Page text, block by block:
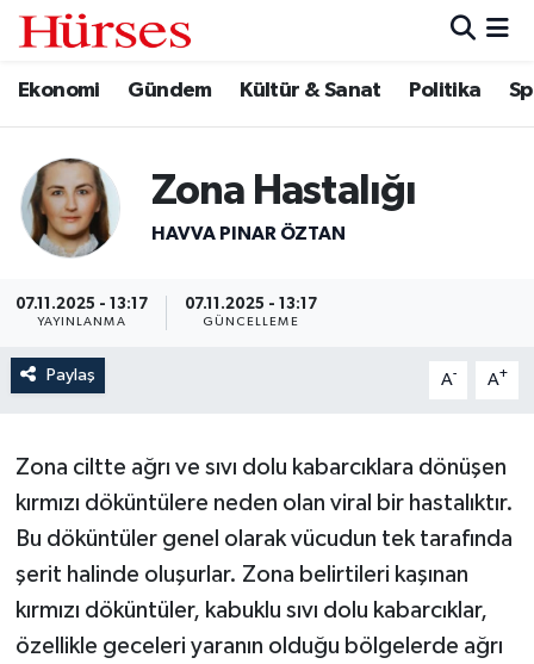
Ekonomi Gündem Kültür & Sanat Politika
Zona Hastalığı
HAVVA PINAR ÖZTAN
07.11.2025 - 13:17
YAYINLANMA
07.11.2025 - 13:17
GÜNCELLEME
Paylaş A- A+
Zona ciltte ağrı ve sıvı dolu kabarcıklara dönüşen
kırmızı döküntülere neden olan viral bir hastalıktır.
Bu döküntüler genel olarak vücudun tek tarafında
şerit halinde oluşurlar. Zona belirtileri kaşınan
kırmızı döküntüler, kabuklu sıvı dolu kabarcıklar,
özellikle geceleri yaranın olduğu bölgelerde ağrı
Ekonomi
Kültür & Sanat
Turizm
Hava Durumu
Süper Lig Puan Durumu ve Fikstür
Son Dakika Haberleri
Haber Arşivi